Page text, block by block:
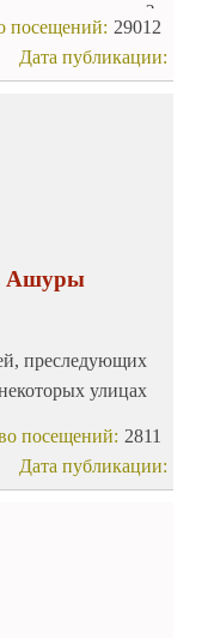
курение или нет?
29012
посещений:
Дата публикации:
Ашуры
преследующих
улицах
всех иранцев и
2811
посещений:
Дата публикации: